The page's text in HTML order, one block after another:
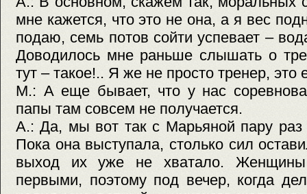
мне кажется, что это не она, а я вес
подаю, семь потов сойти успевает –
Доводилось мне раньше слышать о
тут – такое!.. Я же не просто тренер,
М.: А еще бывает, что у нас
папы там совсем не получается.
А.: Да, мы вот так с Марьяной пару раз
Пока она выступала, столько сил
выход их уже не хватало. Женщины
первыми, поэтому под вечер, когда